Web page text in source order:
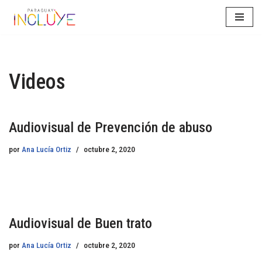
Videos
Audiovisual de Prevención de abuso
por Ana Lucía Ortiz octubre 2, 2020
Audiovisual de Buen trato
por Ana Lucía Ortiz octubre 2, 2020